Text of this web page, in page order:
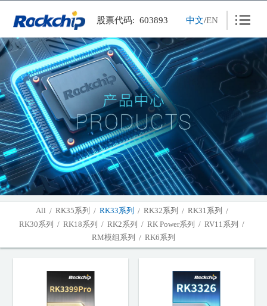
中文/EN
股票代码: 603893
产品中心
应用方案
新闻中心
人力资源
联系我们
关于瑞芯
投资者关系
All / RK35系列 / RK33系列 / RK32系列 / RK31系列
/
RK30系列
/ RK18系列 / RK2系列 / RK Power系列 / RV11系列
/
RM模组系列
/ RK6系列